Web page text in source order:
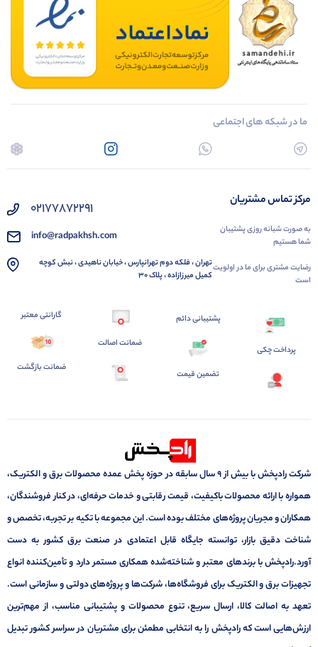
ما در شبکه های اجتماعی
مرکز تماس مشتریان
به صورت شبانه روزی پشتیبان
شما هستیم
رضایت مشتری برای ما در اولویت
است
02177872291
info@radpakhsh.com
تهران ، فلکه دوم تهرانپارس ، خیابان ناهیدی ، نبش کوچه
کمیل میرزازاده ، پلاک 30
پرداخت چکی
پشتیبانی دائم
تضمین قیمت
ضمانت اصالت
گارانتی معتبر
ضمانت بازگشت
شرکت رادپخش با بیش از ۹ سال سابقه در حوزه پخش عمده محصولات برق و الکتریک،
همواره با ارائه محصولات باکیفیت، قیمت رقابتی و خدمات حرفه‌ای، در کنار فروشندگان،
همکاران و مجریان پروژه‌های مختلف بوده است. این مجموعه با تکیه بر تجربه، تخصص و
شناخت دقیق بازار، توانسته جایگاه قابل اعتمادی در صنعت برق کشور به دست
آورد.رادپخش با برندهای معتبر و شناخته‌شده همکاری مستمر دارد و تأمین‌کننده انواع
تجهیزات برق و الکتریک برای فروشگاه‌ها، شرکت‌ها و پروژه‌های دولتی و سازمانی است.
تعهد به اصالت کالا، ارسال سریع، تنوع محصولات و پشتیبانی مناسب، از مهم‌ترین
ارزش‌هایی است که رادپخش را به انتخابی مطمئن برای مشتریان در سراسر کشور تبدیل